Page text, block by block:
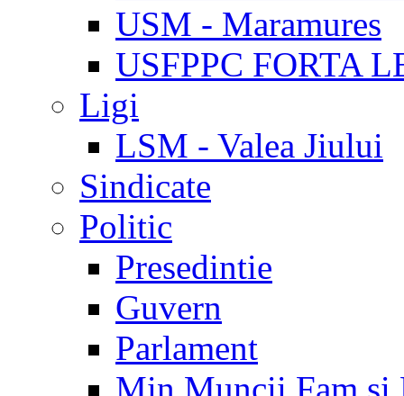
USM - Maramures
USFPPC FORTA
Ligi
LSM - Valea Jiului
Sindicate
Politic
Presedintie
Guvern
Parlament
Min Muncii Fam si